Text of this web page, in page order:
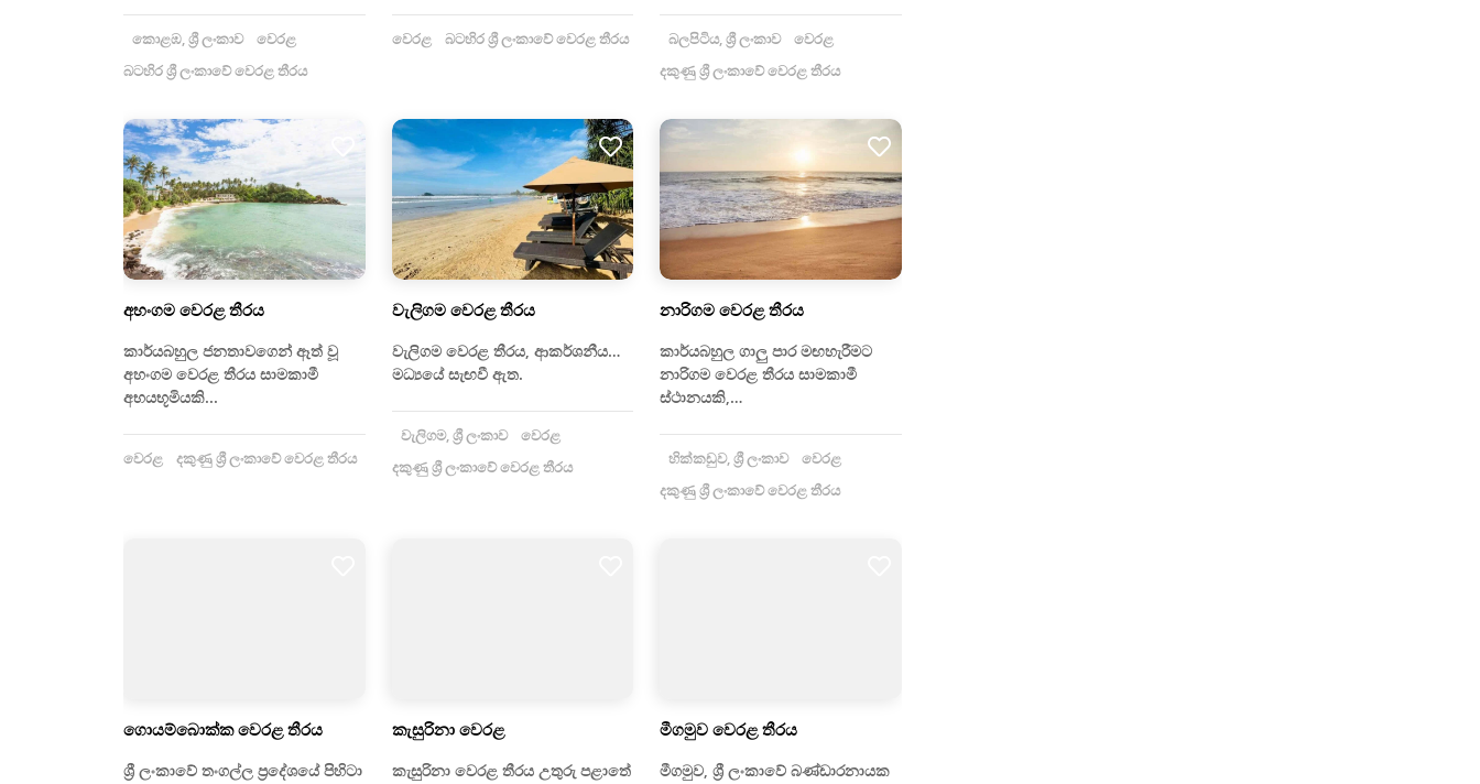
කොළඹ, ශ්‍රී ලංකාව
වෙරළ
බටහිර ශ්‍රී ලංකාවේ වෙරළ තීරය
වෙරළ බටහිර ශ්‍රී ලංකාවේ වෙරළ තීරය බලපිටිය, ශ්‍රී ලංකාව
වෙරළ
දකුණු ශ්‍රී ලංකාවේ වෙරළ තීරය
අහංගම වෙරළ තීරය
කාර්යබහුල ජනතාවගෙන් ඈත් වූ
අහංගම වෙරළ තීරය සාමකාමී
අභයභූමියකි...
වෙරළ දකුණු ශ්‍රී ලංකාවේ වෙරළ තීරය
වැලිගම වෙරළ තීරය
වැලිගම වෙරළ තීරය, ආකර්ශනීය…
මධ්‍යයේ සැඟවී ඇත.
වැලිගම, ශ්‍රී ලංකාව
වෙරළ
දකුණු ශ්‍රී ලංකාවේ වෙරළ තීරය
නාරිගම වෙරළ තීරය
කාර්යබහුල ගාලු පාර මඟහැරීමට
නාරිගම වෙරළ තීරය සාමකාමී
ස්ථානයකි,…
හික්කඩුව, ශ්‍රී ලංකාව
වෙරළ
දකුණු ශ්‍රී ලංකාවේ වෙරළ තීරය
ගොයම්බොක්ක වෙරළ තීරය
ශ්‍රී ලංකාවේ තංගල්ල ප්‍රදේශයේ පිහිටා
කැසුරිනා වෙරළ
කැසුරිනා වෙරළ තීරය උතුරු පළාතේ
මීගමුව වෙරළ තීරය
මීගමුව, ශ්‍රී ලංකාවේ බණ්ඩාරනායක